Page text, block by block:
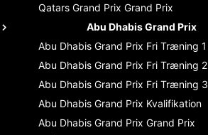
Qatars Grand Prix Grand Prix
Abu Dhabis Grand Prix
Abu Dhabis Grand Prix Fri Træning 1
Abu Dhabis Grand Prix Fri Træning 2
Abu Dhabis Grand Prix Fri Træning 3
Abu Dhabis Grand Prix Kvalifikation
Abu Dhabis Grand Prix Grand Prix